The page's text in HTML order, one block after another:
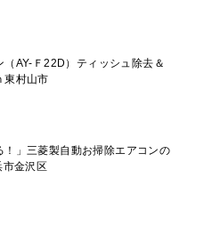
（AY-Ｆ22D）ティッシュ除去＆
東村山市
！」三菱製自動お掃除エアコンの
市金沢区